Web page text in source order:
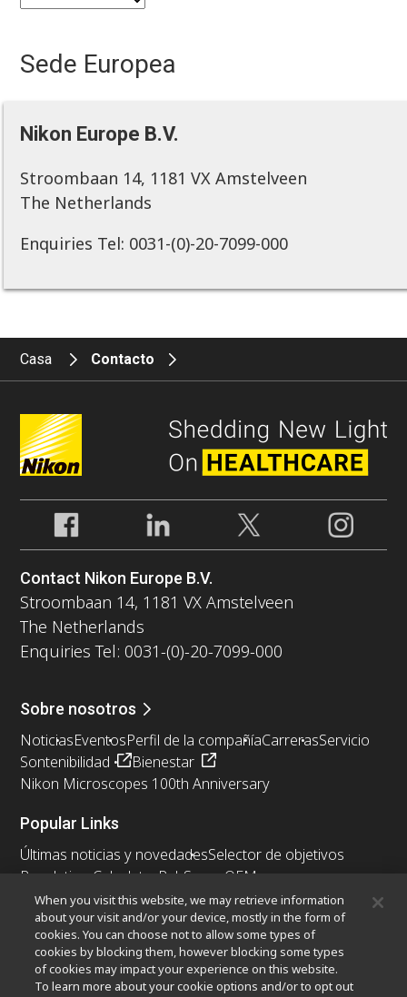
Sede Europea
Nikon Europe B.V.
Stroombaan 14, 1181 VX Amstelveen
The Netherlands
Enquiries Tel: 0031-(0)-20-7099-000
Casa Contacto
Contact Nikon Europe B.V.
Stroombaan 14, 1181 VX Amstelveen
The Netherlands
Enquiries Tel: 0031-(0)-20-7099-000
Sobre nosotros
NoticiasEventosPerfil de la compañíaCarrerasServicio
Sontenibilidad
Bienestar
Nikon Microscopes 100th Anniversary
Popular Links
Últimas noticias y novedadesSelector de objetivos
Resolution Calculator PubScope OEM
Nikon Small World
MicroscopyU
Otros Productos Nikon
Productos de imagen
Microscopía industrial y metrología
When you visit this website, we may retrieve information
about your visit and/or your device, mostly in the form of
cookies. You can choose not to allow some types of
cookies by blocking them, however blocking some types
of cookies may impact your experience on this website.
To learn more about your cookie options and/or to opt out